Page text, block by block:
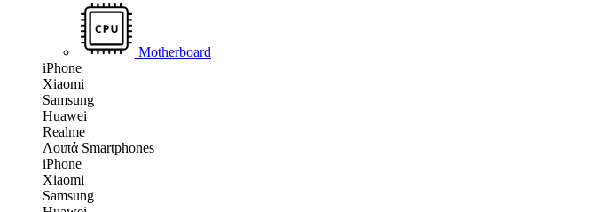
Motherboard
iPhone
Xiaomi
Samsung
Huawei
Realme
Λοιπά Smartphones
iPhone
Xiaomi
Samsung